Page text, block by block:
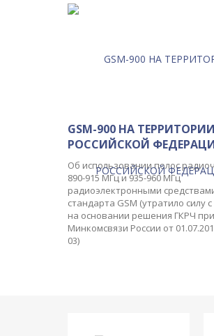
GSM-900 НА ТЕРРИТОРИИ
РОССИЙСКОЙ
Об использовании полос
890-915 МГц и 935-960 МГц
радиоэлектронными
стандарта GSM (утратило силу с
на основании решения ГКРЧ при
Минкомсвязи России от
03)